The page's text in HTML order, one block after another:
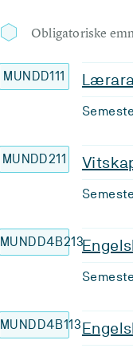
Obligatoriske
MUNDD111
MUNDD211
MUNDD4B213
MUNDD4B113